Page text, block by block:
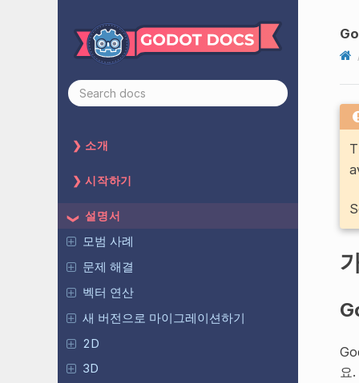
소개
시작하기
설명서
모범 사례
문제 해결
벡터 연산
새 버전으로 마이그레이션하기
2D
3D
요